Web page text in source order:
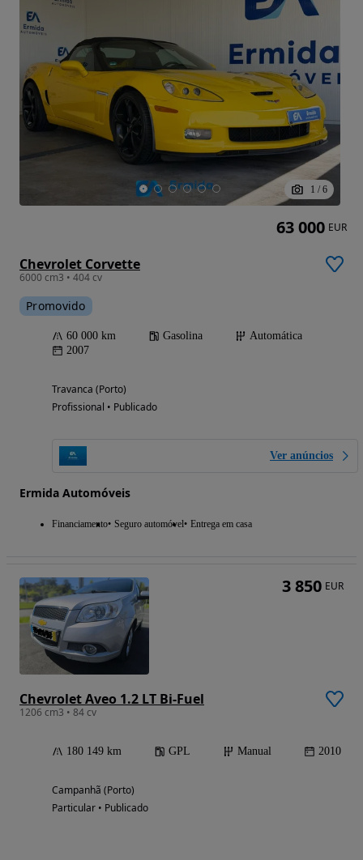
1 / 6
Chevrolet Corvette
6000 cm3 • 404 cv
Promovido
60 000 km Gasolina
Automática
2007
Travanca (Porto)
Profissional • Publicado
Ver anúncios
Ermida Automóveis
Financiamento Seguro automóvel Entrega em casa
63 000 EUR
Chevrolet Aveo 1.2 LT Bi-Fuel
1206 cm3 • 84 cv
180 149 km GPL Manual 2010
Campanhã (Porto)
Particular • Publicado
3 850 EUR